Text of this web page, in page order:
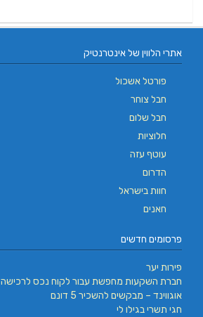
אתרי הלווין של אינטרנטיק
פורטל אשכול
חבל צוחר
חבל שלום
חלוציות
עוטף עזה
הדרום
חוות בישראל
חאנים
פרסומים חדשים
פירות יער
חברת השקעות מחפשת עבור לקוח נכס לרכישה
אוגווינד – מבקשים להשכיר 5 דונם
חגי תשרי בגילו לי